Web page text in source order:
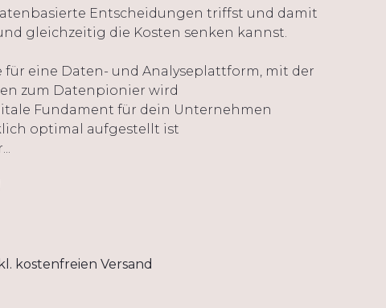
Entscheidungen triffst und damit
gleichzeitig die Kosten senken kannst.
für eine Daten- und Analyseplattform, mit der
zum Datenpionier wird
Fundament für dein Unternehmen
optimal aufgestellt ist
kostenfreien Versand